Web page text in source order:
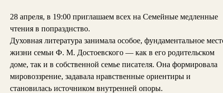
28 апреля, в 19:00 приглашаем всех на Семейные медленные
чтения в попразднство.
Духовная литература занимала особое, фундаментальное
жизни семьи Ф. М. Достоевского — как в его родительском
доме, так и в собственной семье писателя. Она формировала
мировоззрение, задавала нравственные ориентиры и
становилась источником внутренней опоры.